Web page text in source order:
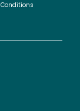
Conditions